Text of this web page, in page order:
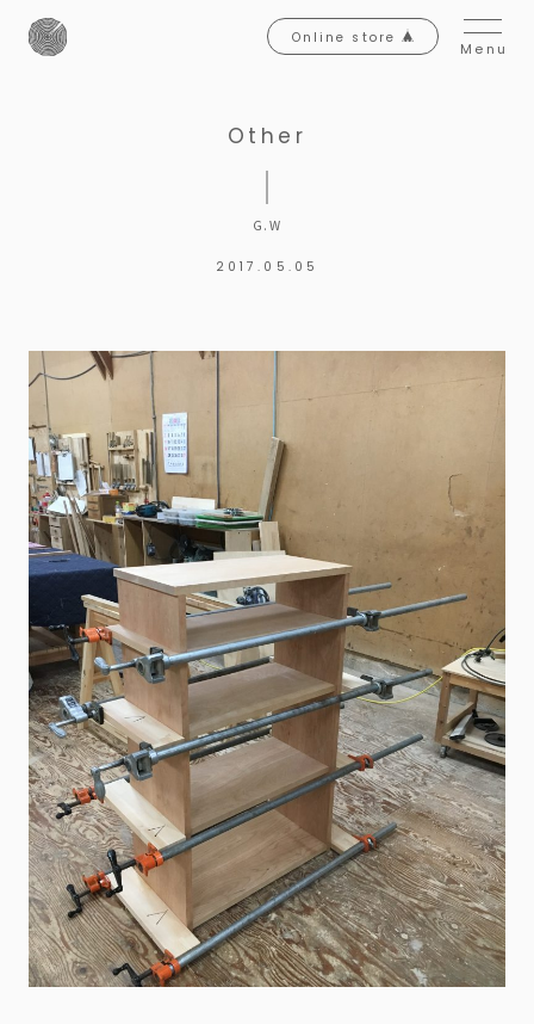
Online store
Menu
Other
G.W
2017.05.05